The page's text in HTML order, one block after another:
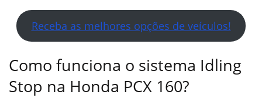
Receba as melhores opções de veículos!
Como funciona o sistema Idling
Stop na Honda PCX 160?